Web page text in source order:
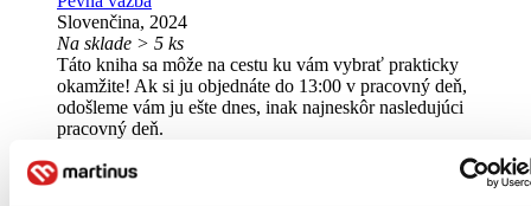
Slovenčina, 2024
Na sklade > 5 ks
Táto kniha sa môže na cestu ku vám vybrať prakticky
okamžite! Ak si ju objednáte do 13:00 v pracovný deň,
odošleme vám ju ešte dnes, inak najneskôr nasledujúci
pracovný deň.
23,20 €